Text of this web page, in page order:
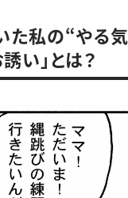
た私の“やる
い」とは？